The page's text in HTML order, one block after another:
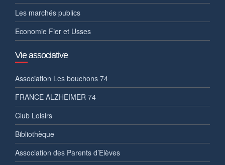
Les marchés publics
Economie Fier et Usses
Vie associative
Association Les bouchons 74
FRANCE ALZHEIMER 74
Club Loisirs
Bibliothèque
Association des Parents d’Elèves